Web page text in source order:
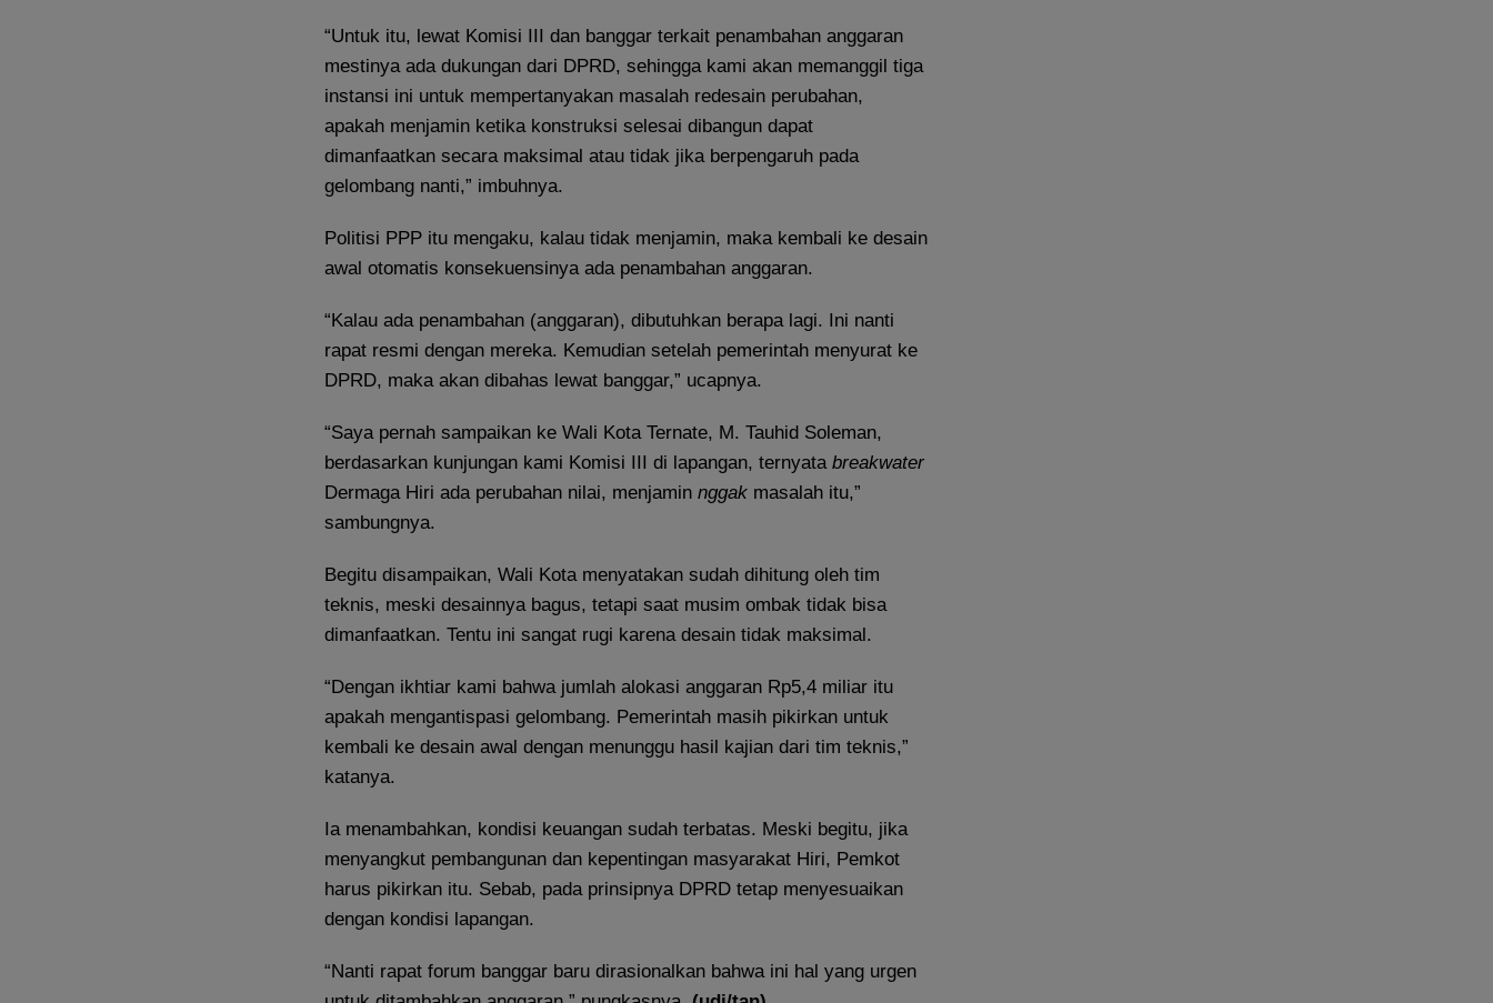
“Untuk itu, lewat Komisi III dan banggar terkait penambahan anggaran
mestinya ada dukungan dari DPRD, sehingga kami akan memanggil tiga
instansi ini untuk mempertanyakan masalah redesain perubahan,
apakah menjamin ketika konstruksi selesai dibangun dapat
dimanfaatkan secara maksimal atau tidak jika berpengaruh pada
gelombang nanti,” imbuhnya.
Politisi PPP itu mengaku, kalau tidak menjamin, maka kembali ke desain
awal otomatis konsekuensinya ada penambahan anggaran.
“Kalau ada penambahan (anggaran), dibutuhkan berapa lagi. Ini nanti
rapat resmi dengan mereka. Kemudian setelah pemerintah menyurat ke
DPRD, maka akan dibahas lewat banggar,” ucapnya.
“Saya pernah sampaikan ke Wali Kota Ternate, M. Tauhid Soleman,
berdasarkan kunjungan kami Komisi III di lapangan, ternyata breakwater
Dermaga Hiri ada perubahan nilai, menjamin nggak masalah itu,”
sambungnya.
Begitu disampaikan, Wali Kota menyatakan sudah dihitung oleh tim
teknis, meski desainnya bagus, tetapi saat musim ombak tidak bisa
dimanfaatkan. Tentu ini sangat rugi karena desain tidak maksimal.
“Dengan ikhtiar kami bahwa jumlah alokasi anggaran Rp5,4 miliar itu
apakah mengantispasi gelombang. Pemerintah masih pikirkan untuk
kembali ke desain awal dengan menunggu hasil kajian dari tim teknis,”
katanya.
Ia menambahkan, kondisi keuangan sudah terbatas. Meski begitu, jika
menyangkut pembangunan dan kepentingan masyarakat Hiri, Pemkot
harus pikirkan itu. Sebab, pada prinsipnya DPRD tetap menyesuaikan
dengan kondisi lapangan.
“Nanti rapat forum banggar baru dirasionalkan bahwa ini hal yang urgen